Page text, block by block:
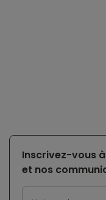
Inscrivez-vous
et nos